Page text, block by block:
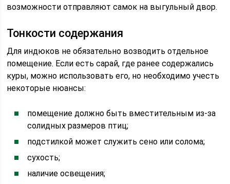
возможности отправляют самок на выгульный двор.
Тонкости содержания
Для индюков не обязательно возводить отдельное
помещение. Если есть сарай, где ранее содержались
куры, можно использовать его, но необходимо учесть
некоторые нюансы:
помещение должно быть вместительным из-за
солидных размеров птиц;
подстилкой может служить сено или солома;
сухость;
наличие освещения;